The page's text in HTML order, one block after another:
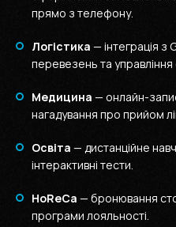
прямо з телефону.
Логістика — інтеграція з
перевезень та
Медицина — онлайн-
нагадування про прийом
Освіта — дистанційне
інтерактивні тести.
HoReCa — бронювання
програми лояльності.